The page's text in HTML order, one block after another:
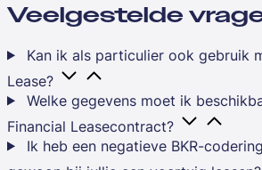
Veelgestelde
Kan ik als particulier ook gebruik
Lease?
Welke gegevens moet ik
Financial Leasecontract?
Ik heb een negatieve BKR-